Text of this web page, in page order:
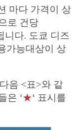
마다 가격이 상
로 건당
니다. 도쿄 디즈
가능대상이 상
음 <표>와 같
은 ‘★‘ 표시를